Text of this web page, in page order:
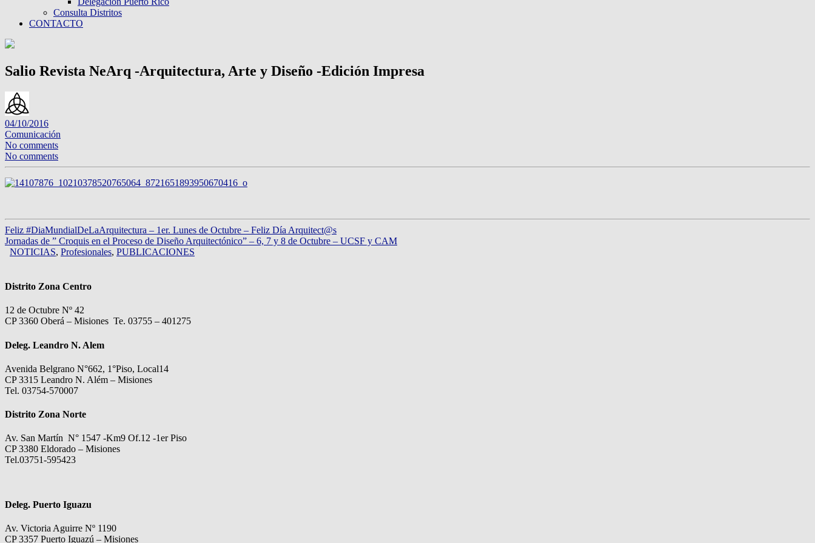
Consulta Distritos
CONTACTO
Salio Revista NeArq -Arquitectura, Arte y Diseño -Edición Impresa
04/10/2016
Comunicación
No comments
No comments
Feliz #DiaMundialDeLaArquitectura – 1er. Lunes de Octubre – Feliz Día Arquitect@s
Jornadas de ” Croquis en el Proceso de Diseño Arquitectónico” – 6, 7 y 8 de Octubre – UCSF y CAM
NOTICIAS, Profesionales, PUBLICACIONES
Distrito Zona Centro
12 de Octubre Nº 42
CP 3360 Oberá – Misiones Te. 03755 – 401275
Deleg. Leandro N. Alem
Avenida Belgrano N°662, 1°Piso, Local14
CP 3315 Leandro N. Além – Misiones
Tel. 03754-570007
Distrito Zona Norte
Av. San Martín N° 1547 -Km9 Of.12 -1er Piso
CP 3380 Eldorado – Misiones
Tel.03751-595423
Deleg. Puerto Iguazu
Av. Victoria Aguirre Nº 1190
CP 3357 Puerto Iguazú – Misiones